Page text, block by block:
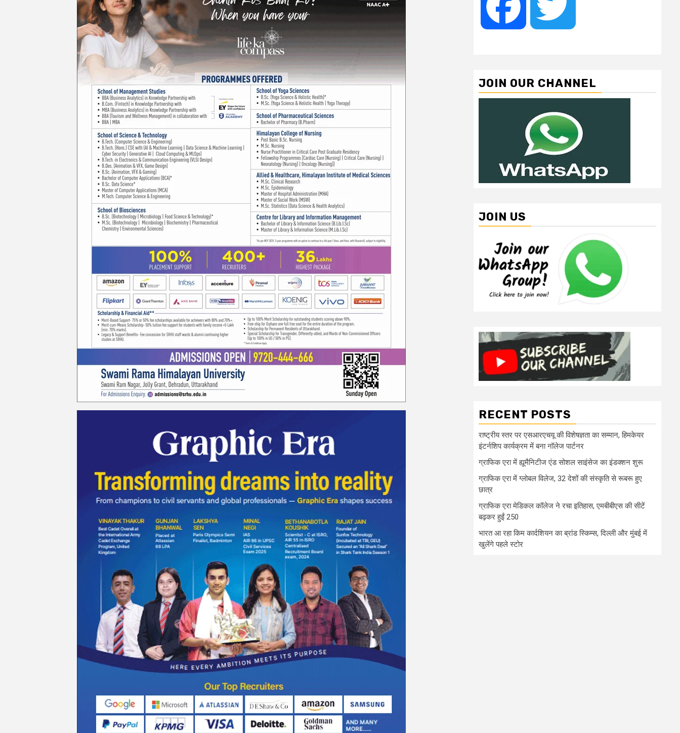
Facebook
JOIN OUR CHANNEL
JOIN US
RECENT POSTS
राष्ट्रीय स्तर पर एसआरएचयू की विशेषज्ञता का सम्मान, हिमकेयर
इंटर्नशिप कार्यक्रम में बना नॉलेज पार्टनर
ग्राफिक एरा में ह्यूमैनिटीज एंड सोशल साइंसेज का इंडक्शन शुरू
ग्राफिक एरा में ग्लोबल विलेज, 32 देशों की संस्कृति से रूबरू हुए
छात्र
ग्राफिक एरा मेडिकल कॉलेज ने रचा इतिहास, एमबीबीएस की सीटें
बढ़कर हुईं 250
भारत आ रहा किम कार्दशियन का ब्रांड स्किम्स, दिल्ली और मुंबई में
खुलेंगे पहले स्टोर